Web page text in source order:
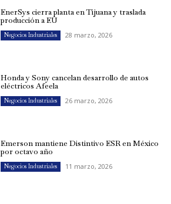
EnerSys cierra planta en Tijuana y traslada
producción a EU
Negocios Industriales 28 marzo, 2026
Honda y Sony cancelan desarrollo de autos
eléctricos Afeela
Negocios Industriales 26 marzo, 2026
Emerson mantiene Distintivo ESR en México
por octavo año
Negocios Industriales 11 marzo, 2026